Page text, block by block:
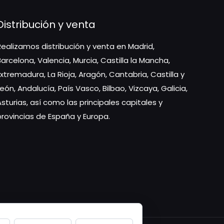
y venta
distribución y venta en Madrid,
Valencia, Murcia, Castilla la Mancha,
La Rioja, Aragón, Cantabria, Castilla y
Andalucía, País Vasco, Bilbao, Vizcaya, Galicia,
así como las principales capitales y
de España y Europa.